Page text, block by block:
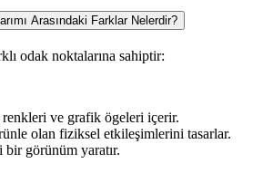
Arasındaki Farklar Nelerdir?
odak noktalarına sahiptir:
renkleri ve grafik ögeleri içerir.
olan fiziksel etkileşimlerini tasarlar.
görünüm yaratır.